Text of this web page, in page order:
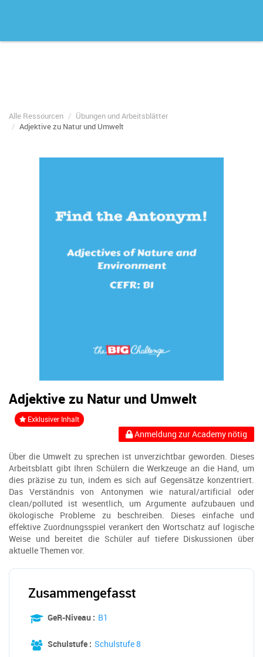
Alle Ressourcen
Übungen und Arbeitsblätter
Adjektive zu Natur und Umwelt
Adjektive zu Natur und Umwelt
Exklusiver Inhalt
Anmeldung zur Academy nötig
Über die Umwelt zu sprechen ist unverzichtbar geworden. Dieses
Arbeitsblatt gibt Ihren Schülern die Werkzeuge an die Hand, um
dies präzise zu tun, indem es sich auf Gegensätze konzentriert.
Das Verständnis von Antonymen wie natural/artificial oder
clean/polluted ist wesentlich, um Argumente aufzubauen und
ökologische Probleme zu beschreiben. Dieses einfache und
effektive Zuordnungsspiel verankert den Wortschatz auf logische
Weise und bereitet die Schüler auf tiefere Diskussionen über
aktuelle Themen vor.
Zusammengefasst
GeR-Niveau : B1
Schulstufe : Schulstufe 8